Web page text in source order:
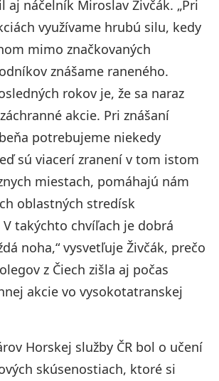
aj náčelník Miroslav Živčák. „Pri
využívame hrubú silu, kedy
mimo značkovaných
znášame raneného.
rokov je, že sa naraz
akcie. Pri znášaní
potrebujeme niekedy
sú viacerí zranení v tom istom
miestach, pomáhajú nám
oblastných stredísk
takýchto chvíľach je dobrá
noha,“ vysvetľuje Živčák, prečo
z Čiech zišla aj počas
akcie vo vysokotatranskej
Horskej služby ČR bol o učení
skúsenostiach, ktoré si